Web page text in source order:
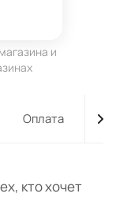
и
Оплата
кто хочет